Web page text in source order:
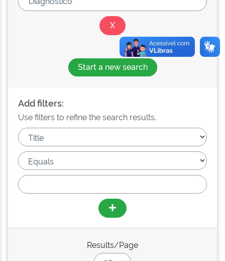
Start a new search
Add filters:
Use filters to refine the search results.
Results/Page